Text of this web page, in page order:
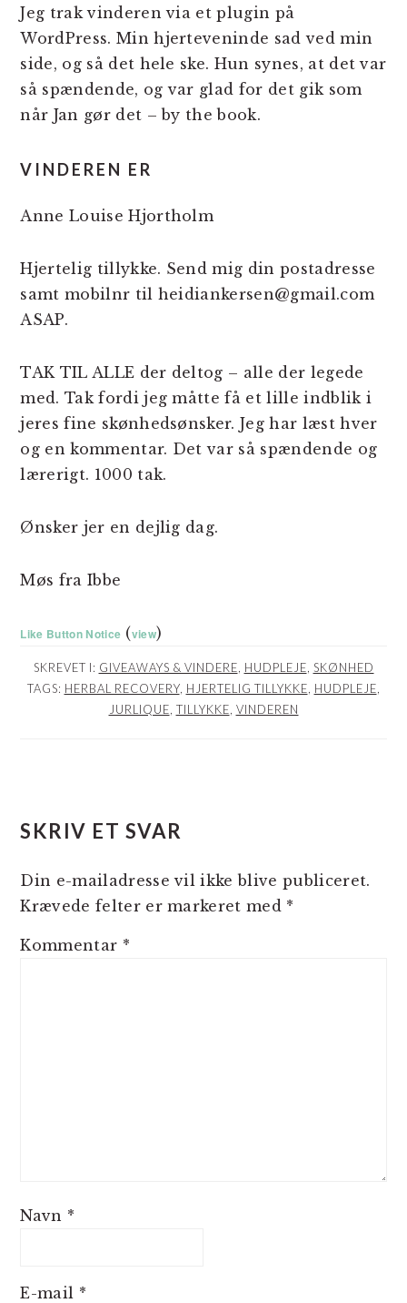
Jeg trak vinderen via et plugin på
WordPress. Min hjerteveninde sad ved min
side, og så det hele ske. Hun synes, at det var
så spændende, og var glad for det gik som
når Jan gør det – by the book.
VINDEREN ER
Anne Louise Hjortholm
Hjertelig tillykke. Send mig din postadresse
samt mobilnr til heidiankersen@gmail.com
ASAP.
TAK TIL ALLE der deltog – alle der legede
med. Tak fordi jeg måtte få et lille indblik i
jeres fine skønhedsønsker. Jeg har læst hver
og en kommentar. Det var så spændende og
lærerigt. 1000 tak.
Ønsker jer en dejlig dag.
Møs fra Ibbe
Like Button Notice (view)
SKREVET I: GIVEAWAYS & VINDERE, HUDPLEJE, SKØNHED
TAGS: HERBAL RECOVERY, HJERTELIG TILLYKKE, HUDPLEJE,
JURLIQUE, TILLYKKE, VINDEREN
SKRIV ET SVAR
Din e-mailadresse vil ikke blive publiceret.
Krævede felter er markeret med *
Kommentar *
Navn *
E-mail *